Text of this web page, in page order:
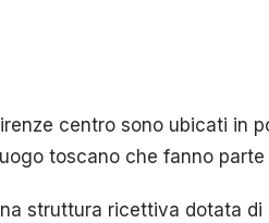
centro sono ubicati in
toscano che fanno parte
struttura ricettiva dotata